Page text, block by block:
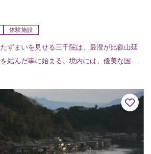
体験施設
ずまいを見せる三千院は、最澄が比叡山延
結んだ事に始まる。境内には、優美な国宝
...